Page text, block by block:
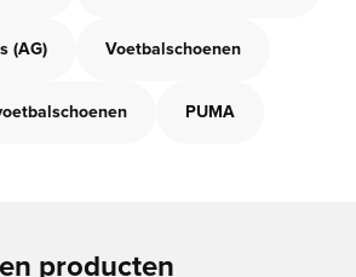
(AG) Voetbalschoenen
PUMA
producten